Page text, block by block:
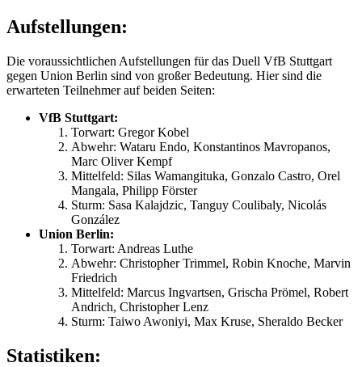
Aufstellungen:
Die voraussichtlichen Aufstellungen für das Duell VfB Stuttgart
gegen Union Berlin sind von großer Bedeutung. Hier sind die
erwarteten Teilnehmer auf beiden Seiten:
VfB Stuttgart:
Torwart: Gregor Kobel
Abwehr: Wataru Endo, Konstantinos Mavropanos,
Marc Oliver Kempf
Mittelfeld: Silas Wamangituka, Gonzalo Castro, Orel
Mangala, Philipp Förster
Sturm: Sasa Kalajdzic, Tanguy Coulibaly, Nicolás
González
Union Berlin:
Torwart: Andreas Luthe
Abwehr: Christopher Trimmel, Robin Knoche, Marvin
Friedrich
Mittelfeld: Marcus Ingvartsen, Grischa Prömel, Robert
Andrich, Christopher Lenz
Sturm: Taiwo Awoniyi, Max Kruse, Sheraldo Becker
Statistiken: